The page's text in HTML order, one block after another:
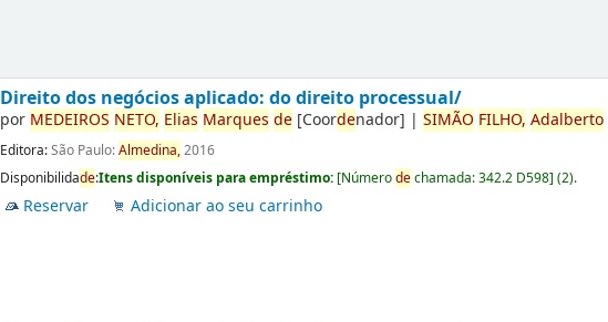
Direito dos negócios aplicado: do direito processual/
por MEDEIROS NETO, Elias Marques de [Coordenador] |SIMÃO FILHO, Adalberto
Editora:São Paulo:Almedina,2016
Disponibilidade:Itens disponíveis para empréstimo: [Númerodechamada:342.2 D598](2).
Reservar Adicionar ao seu carrinho